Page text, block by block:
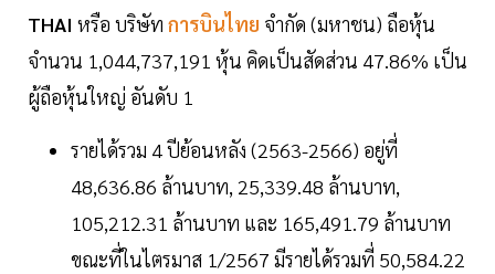
THAI หรือ บริษัท การบินไทย จำกัด (มหาชน) ถือหุ้น
จำนวน 1,044,737,191 หุ้น คิดเป็นสัดส่วน 47.86% เป็น
ผู้ถือหุ้นใหญ่ อันดับ 1
รายได้รวม 4 ปีย้อนหลัง (2563-2566) อยู่ที่
48,636.86 ล้านบาท, 25,339.48 ล้านบาท,
105,212.31 ล้านบาท และ 165,491.79 ล้านบาท
ขณะที่ในไตรมาส 1/2567 มีรายได้รวมที่ 50,584.22